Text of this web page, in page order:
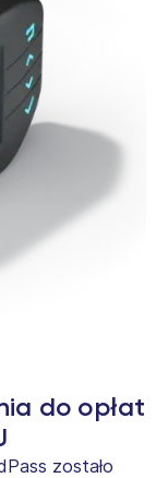
do opłat
zostało